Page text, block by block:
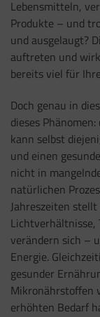
Lebensmitteln,
Produkte – und
und ausgelaugt?
auftreten und
bereits viel für
Doch genau in
dieses
kann selbst
und einen
nicht in
natürlichen
Jahreszeiten
Lichtverhältnisse,
verändern sich –
Energie.
gesunder
Mikronährstoffen
erhöhten Bedarf